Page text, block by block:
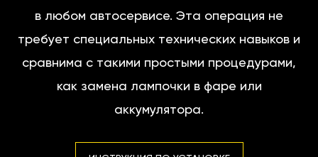
в любом автосервисе. Эта операция не
требует специальных технических навыков и
сравнима с такими простыми процедурами,
как замена лампочки в фаре или
аккумулятора.